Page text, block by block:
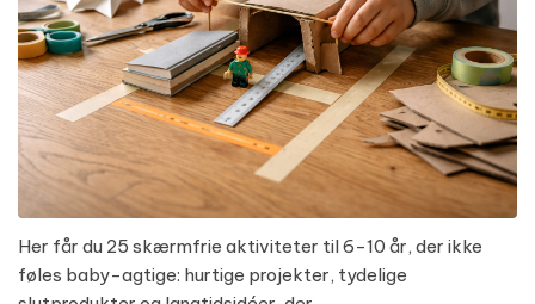
Her får du 25 skærmfrie aktiviteter til 6-10 år, der ikke
føles baby-agtige: hurtige projekter, tydelige